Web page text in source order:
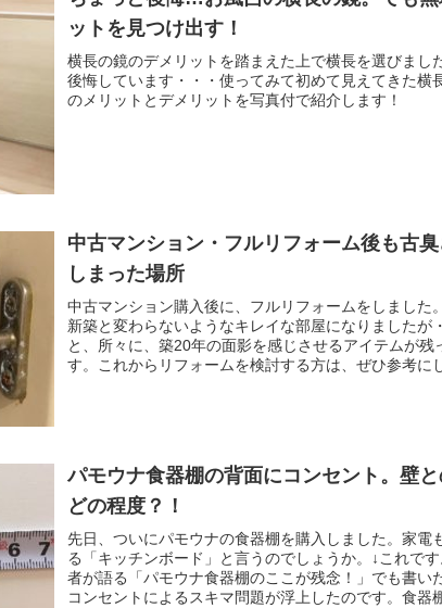
ットを見つけ出す！
横長の鏡のデメリットを踏まえた上で横長を選びまし
後悔しています・・・使ってみて初めて見えてきた横
のメリットとデメリットを写真付で紹介します！
中古マンション・フルリフォーム後も古
しまった場所
中古マンション購入後に、フルリフォームをしました
新築と変わらないようなキレイな部屋になりましたが
と、所々に、築20年の面影を感じさせるアイテムが残
す。これからリフォームを検討する方は、ぜひ参考に
パモウナ食器棚の背面にコンセント。壁
どの程度？！
先日、ついにパモウナの食器棚を購入しました。家電
る「キッチンボード」と言うのでしょうか。↓これで
者が語る「パモウナ食器棚のここが残念！」でも書い
コンセントによるスキマ問題が浮上したのです。食器